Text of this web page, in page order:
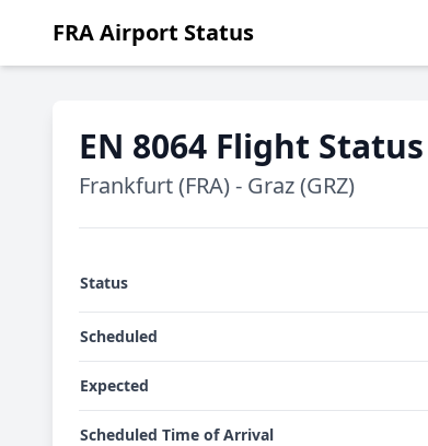
FRA Airport Status
EN 8064 Flight Status
Frankfurt (FRA) - Graz (GRZ)
Status
Scheduled
Expected
Scheduled Time of Arrival